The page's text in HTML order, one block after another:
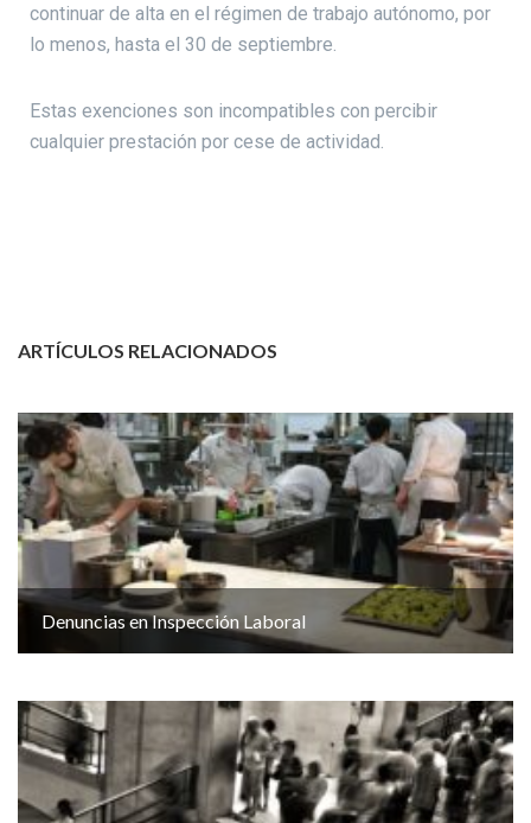
continuar de alta en el régimen de trabajo autónomo, por
lo menos, hasta el 30 de septiembre.
Estas exenciones son incompatibles con percibir
cualquier prestación por cese de actividad.
ARTÍCULOS RELACIONADOS
Denuncias en Inspección Laboral